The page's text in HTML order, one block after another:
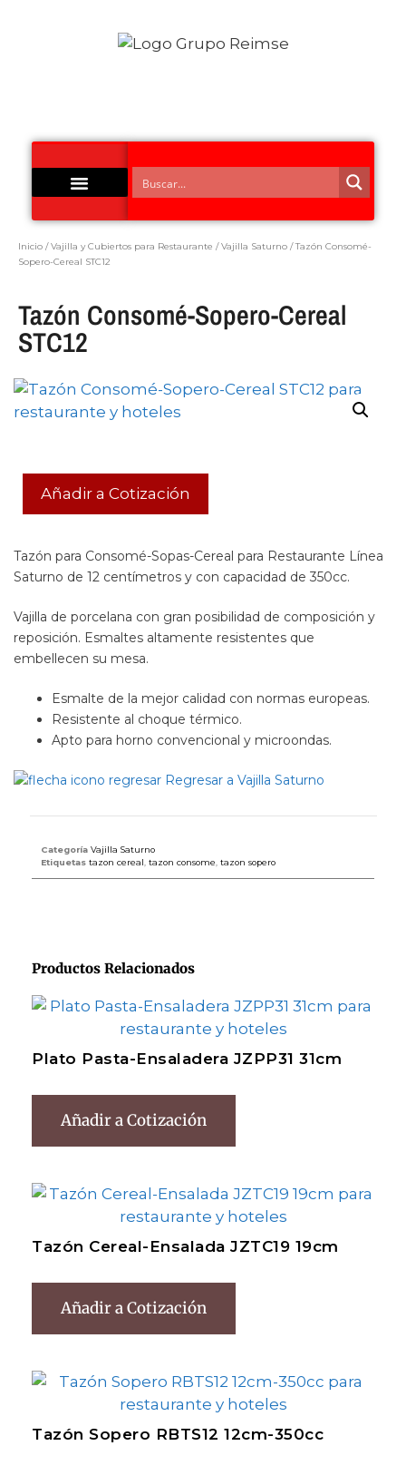
Inicio /Vajilla y Cubiertos para Restaurante /Vajilla Saturno / Tazón Consomé-
Sopero-Cereal STC12
Tazón Consomé-Sopero-Cereal
STC12
Añadir a Cotización
Tazón para Consomé-Sopas-Cereal para Restaurante Línea
Saturno de 12 centímetros y con capacidad de 350cc.
Vajilla de porcelana con gran posibilidad de composición y
reposición. Esmaltes altamente resistentes que
embellecen su mesa.
Esmalte de la mejor calidad con normas europeas.
Resistente al choque térmico.
Apto para horno convencional y microondas.
Regresar a Vajilla Saturno
Categoría Vajilla Saturno
Etiquetas tazon cereal tazon consome tazon sopero
Productos Relacionados
Plato Pasta-Ensaladera JZPP31 31cm
Añadir a Cotización
Tazón Cereal-Ensalada JZTC19 19cm
Añadir a Cotización
Tazón Sopero RBTS12 12cm-350cc